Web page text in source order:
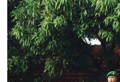
Pemerintahan
Bisnis
Sosial